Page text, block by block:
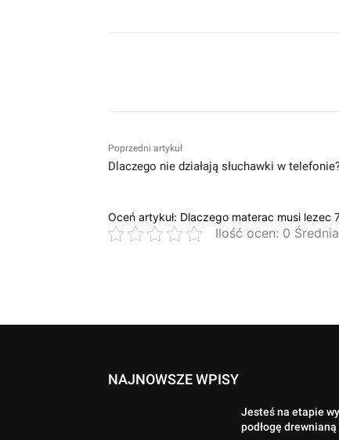
Poprzedni artykuł
Dlaczego nie działają słuchawki w
Oceń artykuł: Dlaczego materac musi lezec
Ilość ocen: 0
NAJNOWSZE WPISY
Jesteś na etapie
podłogę